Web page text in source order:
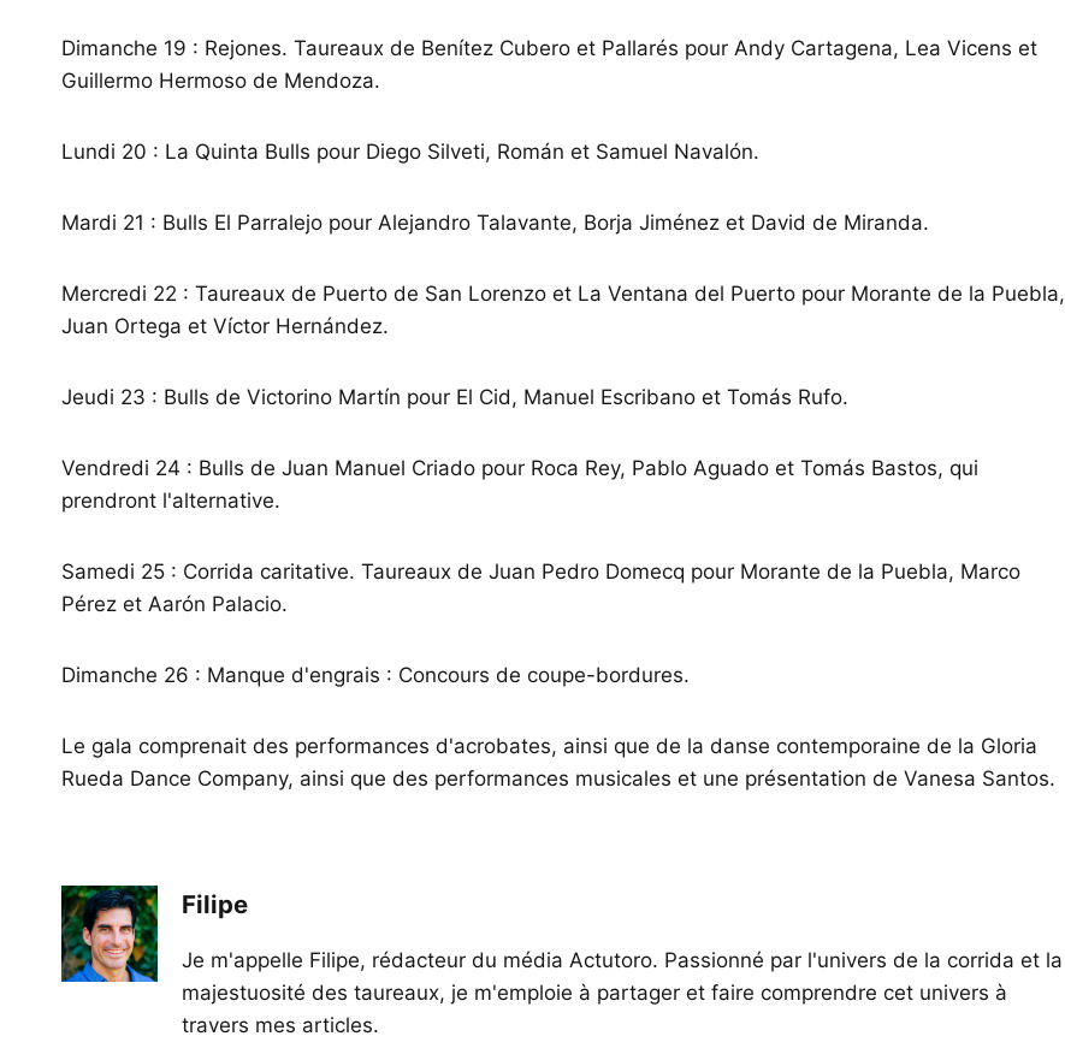
Dimanche 19 : Rejones. Taureaux de Benítez Cubero et Pallarés pour Andy Cartagena, Lea Vicens et
Guillermo Hermoso de Mendoza.
Lundi 20 : La Quinta Bulls pour Diego Silveti, Román et Samuel Navalón.
Mardi 21 : Bulls El Parralejo pour Alejandro Talavante, Borja Jiménez et David de Miranda.
Mercredi 22 : Taureaux de Puerto de San Lorenzo et La Ventana del Puerto pour Morante de la Puebla,
Juan Ortega et Víctor Hernández.
Jeudi 23 : Bulls de Victorino Martín pour El Cid, Manuel Escribano et Tomás Rufo.
Vendredi 24 : Bulls de Juan Manuel Criado pour Roca Rey, Pablo Aguado et Tomás Bastos, qui
prendront l'alternative.
Samedi 25 : Corrida caritative. Taureaux de Juan Pedro Domecq pour Morante de la Puebla, Marco
Pérez et Aarón Palacio.
Dimanche 26 : Manque d'engrais : Concours de coupe-bordures.
Le gala comprenait des performances d'acrobates, ainsi que de la danse contemporaine de la Gloria
Rueda Dance Company, ainsi que des performances musicales et une présentation de Vanesa Santos.
Filipe
Je m'appelle Filipe, rédacteur du média Actutoro. Passionné par l'univers de la corrida et la
majestuosité des taureaux, je m'emploie à partager et faire comprendre cet univers à
travers mes articles.